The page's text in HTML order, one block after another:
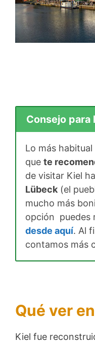
Consejo para
Lo más
que te
de visitar Kiel
Lübeck (el
mucho más
opción puedes
desde aquí. Al
contamos más
Qué ver
Kiel fue